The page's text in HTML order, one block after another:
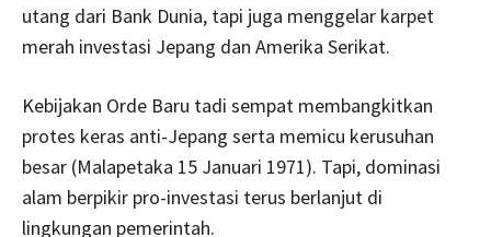
utang dari Bank Dunia, tapi juga menggelar karpet
merah investasi Jepang dan Amerika Serikat.
Kebijakan Orde Baru tadi sempat membangkitkan
protes keras anti-Jepang serta memicu kerusuhan
besar (Malapetaka 15 Januari 1971). Tapi, dominasi
alam berpikir pro-investasi terus berlanjut di
lingkungan pemerintah.